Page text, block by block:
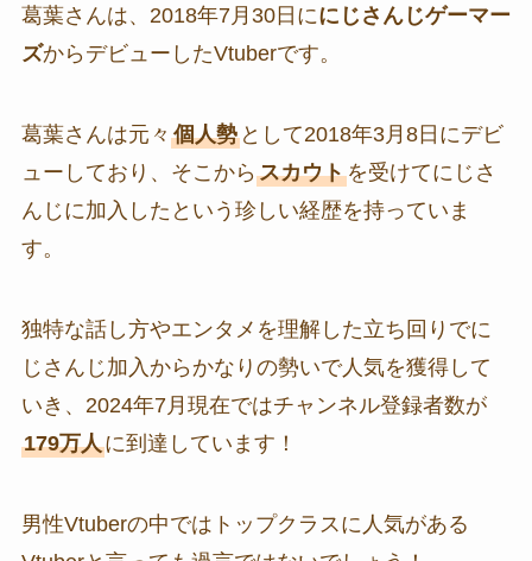
葛葉さんは、2018年7月30日ににじさんじゲーマー
ズからデビューしたVtuberです。
葛葉さんは元々 個人勢として2018年3月8日にデビ
ューしており、そこから スカウトを受けてにじさ
んじに加入したという珍しい経歴を持っていま
す。
独特な話し方やエンタメを理解した立ち回りでに
じさんじ加入からかなりの勢いで人気を獲得して
いき、2024年7月現在ではチャンネル登録者数が
179万人に到達しています！
男性Vtuberの中ではトップクラスに人気がある